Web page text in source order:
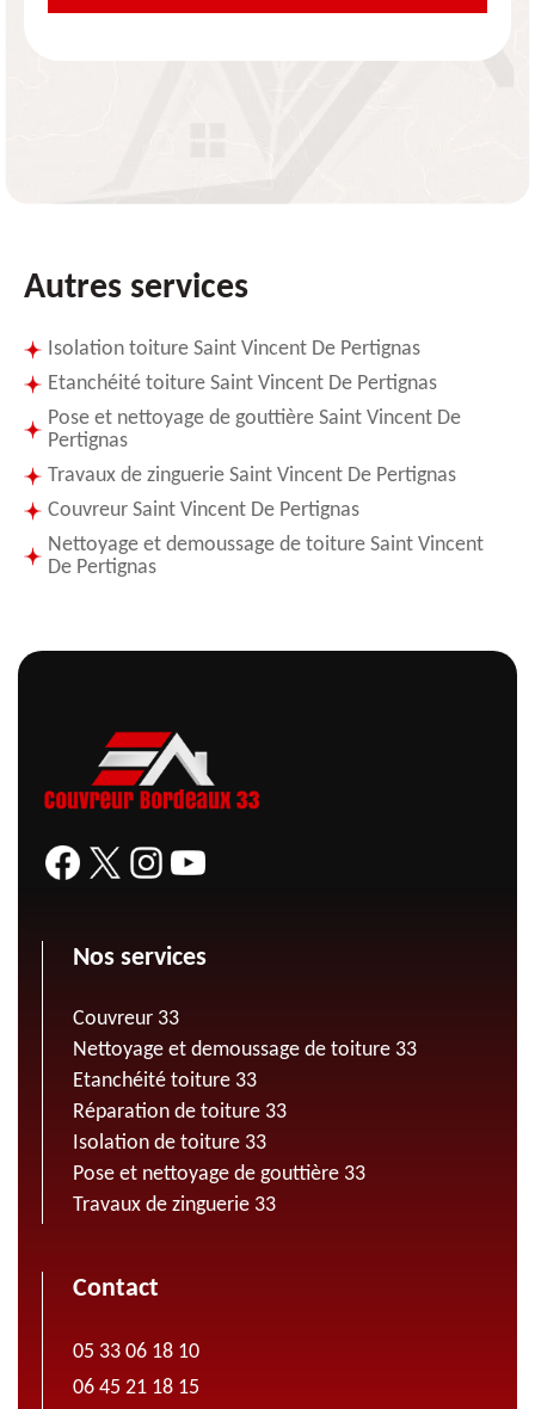
Autres services
Isolation toiture Saint Vincent De Pertignas
Etanchéité toiture Saint Vincent De Pertignas
Pose et nettoyage de gouttière Saint Vincent De
Pertignas
Travaux de zinguerie Saint Vincent De Pertignas
Couvreur Saint Vincent De Pertignas
Nettoyage et demoussage de toiture Saint Vincent
De Pertignas
Nos services
Couvreur 33
Nettoyage et demoussage de toiture 33
Etanchéité toiture 33
Réparation de toiture 33
Isolation de toiture 33
Pose et nettoyage de gouttière 33
Travaux de zinguerie 33
Contact
05 33 06 18 10
06 45 21 18 15